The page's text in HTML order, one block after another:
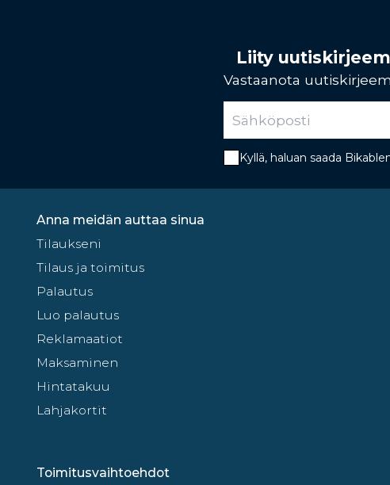
Liity
Vastaanota
Kyllä, haluan saada
Anna meidän auttaa sinua
Tilaukseni
Tilaus ja toimitus
Palautus
Luo palautus
Reklamaatiot
Maksaminen
Hintatakuu
Lahjakortit
Toimitusvaihtoehdot